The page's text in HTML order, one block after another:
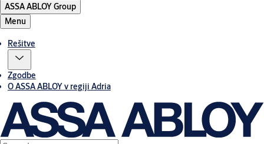
ASSA ABLOY Group
Menu
Rešitve
Zgodbe
O ASSA ABLOY v regiji Adria